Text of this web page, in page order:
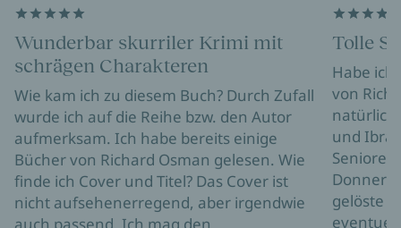
Wunderbar skurriler Krimi mit
schrägen Charakteren
Wie kam ich zu diesem Buch? Durch Zufall
wurde ich auf die Reihe bzw. den Autor
aufmerksam. Ich habe bereits einige
Bücher von Richard Osman gelesen. Wie
finde ich Cover und Titel? Das Cover ist
nicht aufsehenerregend, aber irgendwie
Tolle
Habe
von
natürlich
und
gelöste